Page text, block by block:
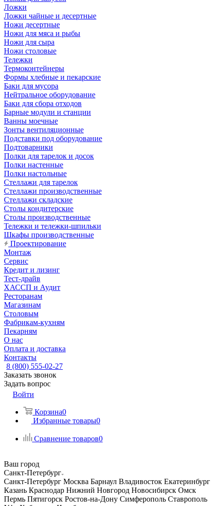
Ложки
Ложки чайные и десертные
Ножи десертные
Ножи для мяса и рыбы
Ножи для сыра
Ножи столовые
Тележки
Термоконтейнеры
Формы хлебные и пекарские
Баки для мусора
Нейтральное оборудование
Баки для сбора отходов
Барные модули и станции
Ванны моечные
Зонты вентиляционные
Подставки под оборудование
Подтоварники
Полки для тарелок и досок
Полки настенные
Полки настольные
Стеллажи для тарелок
Стеллажи производственные
Стеллажи складские
Столы кондитерские
Столы производственные
Тележки и тележки-шпильки
Шкафы производственные
Проектирование
Монтаж
Сервис
Кредит и лизинг
Тест-драйв
ХАССП и Аудит
Ресторанам
Магазинам
Столовым
Фабрикам-кухням
Пекарням
О нас
Оплата и доставка
Контакты
8 (800) 555-02-27
Заказать звонок
Задать вопрос
Войти
Корзина0
Избранные товары0
Сравнение товаров0
Ваш город
Санкт-Петербург
Санкт-Петербург Москва Барнаул Владивосток Екатеринбург
Казань Краснодар Нижний Новгород Новосибирск Омск
Пермь Пятигорск Ростов-на-Дону Симферополь Ставрополь